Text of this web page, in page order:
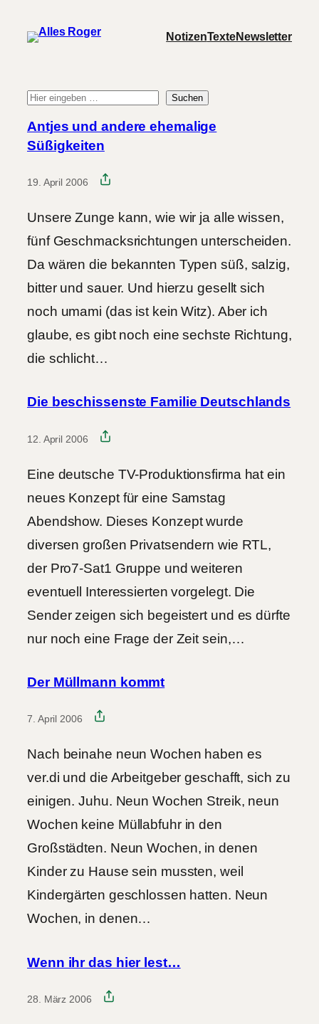
Inhalt
NotizenTexteNewsletter
Suche Suchen
Antjes und andere ehemalige
Süßigkeiten
19. April 2006
Unsere Zunge kann, wie wir ja alle wissen,
fünf Geschmacksrichtungen unterscheiden.
Da wären die bekannten Typen süß, salzig,
bitter und sauer. Und hierzu gesellt sich
noch umami (das ist kein Witz). Aber ich
glaube, es gibt noch eine sechste Richtung,
die schlicht…
Die beschissenste Familie Deutschlands
12. April 2006
Eine deutsche TV-Produktionsfirma hat ein
neues Konzept für eine Samstag
Abendshow. Dieses Konzept wurde
diversen großen Privatsendern wie RTL,
der Pro7-Sat1 Gruppe und weiteren
eventuell Interessierten vorgelegt. Die
Sender zeigen sich begeistert und es dürfte
nur noch eine Frage der Zeit sein,…
Der Müllmann kommt
7. April 2006
Nach beinahe neun Wochen haben es
ver.di und die Arbeitgeber geschafft, sich zu
einigen. Juhu. Neun Wochen Streik, neun
Wochen keine Müllabfuhr in den
Großstädten. Neun Wochen, in denen
Kinder zu Hause sein mussten, weil
Kindergärten geschlossen hatten. Neun
Wochen, in denen…
Wenn ihr das hier lest…
28. März 2006